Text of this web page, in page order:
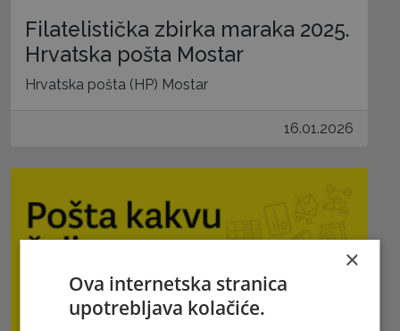
Filatelistička zbirka maraka 2025.
Hrvatska pošta Mostar
Hrvatska pošta (HP) Mostar
16.01.2026
×
Ova internetska stranica
upotrebljava kolačiće.